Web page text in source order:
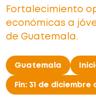
Fortalecimiento
económicas a
de Guatemala.
Guatemala
Fin: 31 de diciembre